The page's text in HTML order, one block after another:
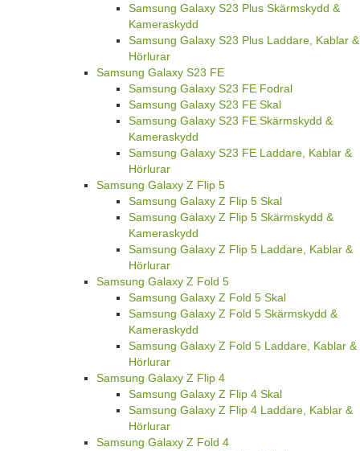
Samsung Galaxy S23 Plus Skärmskydd &
Kameraskydd
Samsung Galaxy S23 Plus Laddare, Kablar &
Hörlurar
Samsung Galaxy S23 FE
Samsung Galaxy S23 FE Fodral
Samsung Galaxy S23 FE Skal
Samsung Galaxy S23 FE Skärmskydd &
Kameraskydd
Samsung Galaxy S23 FE Laddare, Kablar &
Hörlurar
Samsung Galaxy Z Flip 5
Samsung Galaxy Z Flip 5 Skal
Samsung Galaxy Z Flip 5 Skärmskydd &
Kameraskydd
Samsung Galaxy Z Flip 5 Laddare, Kablar &
Hörlurar
Samsung Galaxy Z Fold 5
Samsung Galaxy Z Fold 5 Skal
Samsung Galaxy Z Fold 5 Skärmskydd &
Kameraskydd
Samsung Galaxy Z Fold 5 Laddare, Kablar &
Hörlurar
Samsung Galaxy Z Flip 4
Samsung Galaxy Z Flip 4 Skal
Samsung Galaxy Z Flip 4 Laddare, Kablar &
Hörlurar
Samsung Galaxy Z Fold 4